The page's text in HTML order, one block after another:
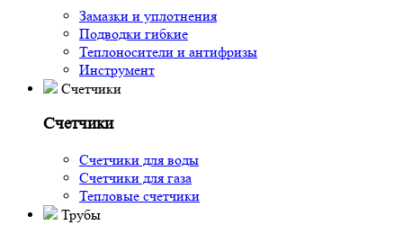
Замазки и уплотнения
Подводки гибкие
Теплоносители и антифризы
Инструмент
Счетчики
Счетчики
Счетчики для воды
Счетчики для газа
Тепловые счетчики
Трубы